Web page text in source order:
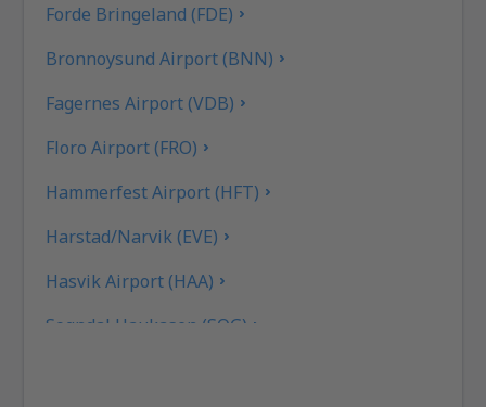
Forde Bringeland (FDE)
Bronnoysund Airport (BNN)
Fagernes Airport (VDB)
Floro Airport (FRO)
Hammerfest Airport (HFT)
Harstad/Narvik (EVE)
Hasvik Airport (HAA)
Sogndal Haukasen (SOG)